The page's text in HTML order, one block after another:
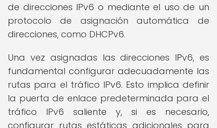
de direcciones IPv6 o mediante el uso de un
protocolo de asignación automática de
direcciones, como DHCPv6.
Una vez asignadas las direcciones IPv6, es
fundamental configurar adecuadamente las
rutas para el tráfico IPv6. Esto implica definir
la puerta de enlace predeterminada para el
tráfico IPv6 saliente y, si es necesario,
configurar rutas estáticas adicionales para